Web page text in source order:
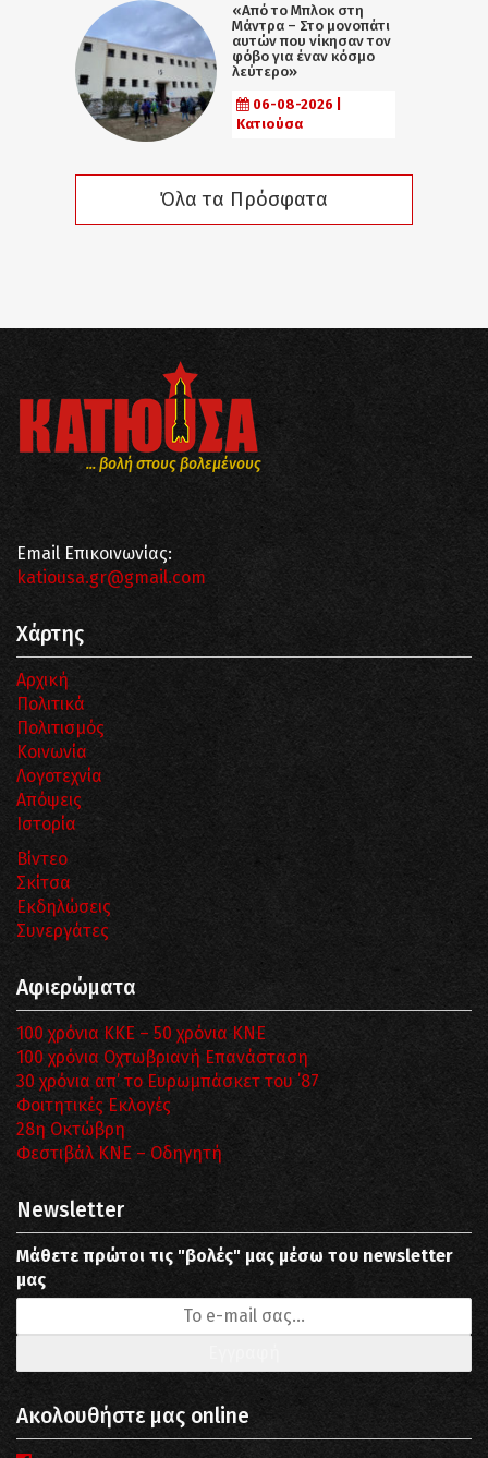
«Από το Μπλοκ στη
Μάντρα – Στο μονοπάτι
αυτών που νίκησαν τον
φόβο για έναν κόσμο
λεύτερο»
06-08-2026 |
Κατιούσα
Όλα τα Πρόσφατα
... βολή στους βολεμένους
Email Επικοινωνίας:
katiousa.gr@gmail.com
Χάρτης
Αρχική
Πολιτικά
Πολιτισμός
Κοινωνία
Λογοτεχνία
Απόψεις
Ιστορία
Βίντεο
Σκίτσα
Εκδηλώσεις
Συνεργάτες
Αφιερώματα
100 χρόνια ΚΚΕ – 50 χρόνια ΚΝΕ
100 χρόνια Οχτωβριανή Επανάσταση
30 χρόνια απ’ το Ευρωμπάσκετ του ΄87
Φοιτητικές Εκλογές
28η Οκτώβρη
Φεστιβάλ ΚΝΕ – Οδηγητή
Newsletter
Μάθετε πρώτοι τις "βολές" μας μέσω του newsletter
μας
Ακολουθήστε μας online